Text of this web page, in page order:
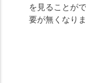
を見ることが
要が無くなりま